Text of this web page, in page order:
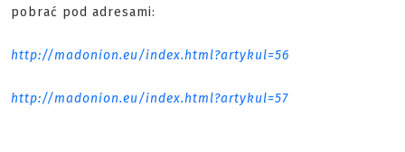
pobrać pod adresami:
http://madonion.eu/index.html?artykul=56
http://madonion.eu/index.html?artykul=57